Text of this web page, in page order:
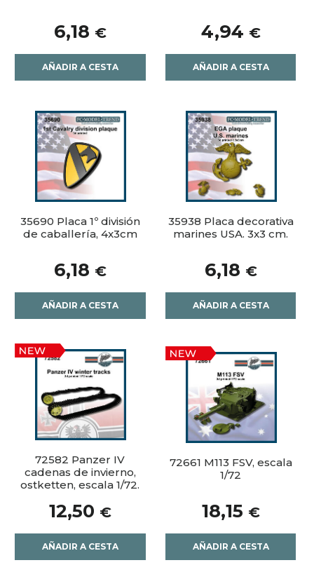
6,18 €
AÑADIR A CESTA
4,94 €
AÑADIR A CESTA
35690 Placa 1º división
de caballería, 4x3cm
6,18 €
AÑADIR A CESTA
35938 Placa decorativa
marines USA. 3x3 cm.
6,18 €
AÑADIR A CESTA
72582 Panzer IV
cadenas de invierno,
ostketten, escala 1/72.
12,50 €
AÑADIR A CESTA
72661 M113 FSV, escala
1/72
18,15 €
AÑADIR A CESTA